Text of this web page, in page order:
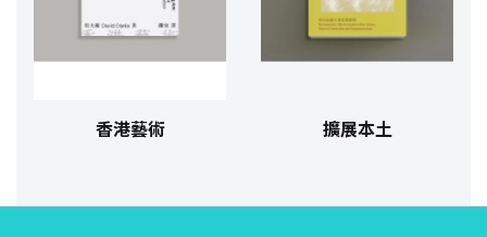
香港藝術 擴展本土